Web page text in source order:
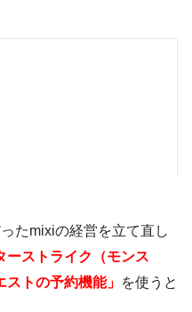
たmixiの経営を立て直し
ーストライク（モンス
トの予約機能」
を使うと